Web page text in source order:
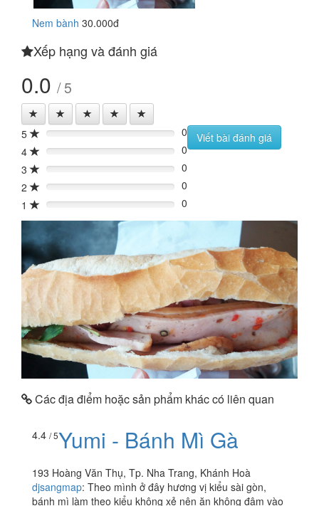
Nem bành 30.000đ
Xếp hạng và đánh giá
0.0 / 5
5 0%
0
4
0%
0
3
0%
0
2
0%
0
1
0% 0
Viết bài đánh giá
Các địa điểm hoặc sản phẩm khác có liên quan
4.4 / 5Yumi - Bánh Mì Gà
193 Hoàng Văn Thụ, Tp. Nha Trang, Khánh Hoà
djsangmap: Theo mình ở đây hương vị kiểu sài gòn,
bánh mì làm theo kiểu không xẻ nên ăn không đâm vào